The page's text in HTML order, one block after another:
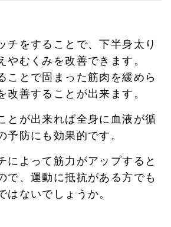
チをすることで、下半身太り
やむくみを改善できます。
ことで固まった筋肉を緩めら
改善することが出来ます。
とが出来れば全身に血液が循
防にも効果的です。
によって筋力がアップすると
で、運動に抵抗がある方でも
ないでしょうか。